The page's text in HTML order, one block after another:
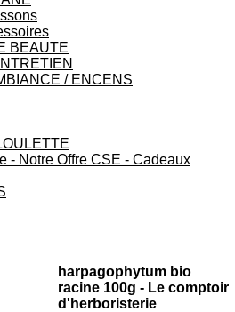
BEAUTE
/ ENCENS
- Notre Offre CSE - Cadeaux
harpagophytum bio
racine 100g - Le comptoir
d'herboristerie